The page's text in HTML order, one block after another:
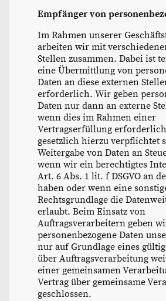
Empfänger von
Im Rahmen unserer
arbeiten wir mit
Stellen zusammen. Dabei ist
eine Übermittlung von
Daten an diese externen
erforderlich. Wir geben
Daten nur dann an externe
wenn dies im Rahmen einer
Vertragserfüllung
gesetzlich hierzu verpflichtet
Weitergabe von Daten an
wenn wir ein berechtigtes
Art. 6 Abs. 1 lit. f DSGVO an
haben oder wenn eine
Rechtsgrundlage die
erlaubt. Beim Einsatz von
Auftragsverarbeitern geben
personenbezogene Daten
nur auf Grundlage eines
über Auftragsverarbeitung
einer gemeinsamen
Vertrag über gemeinsame
geschlossen.